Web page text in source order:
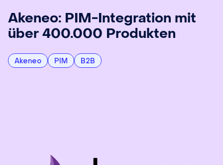
Akeneo: PIM-Integration mit
über 400.000 Produkten
Akeneo PIM B2B